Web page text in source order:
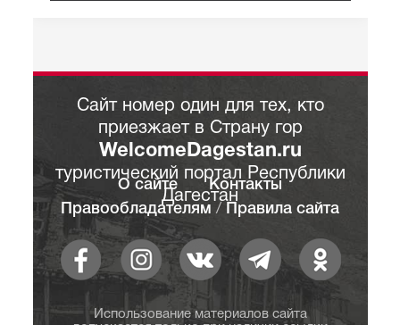
Сайт номер один для тех, кто
приезжает в Страну гор
WelcomeDagestan.ru
туристический портал Республики
Дагестан
О сайте
Контакты
Правообладателям / Правила сайта
Использование материалов сайта